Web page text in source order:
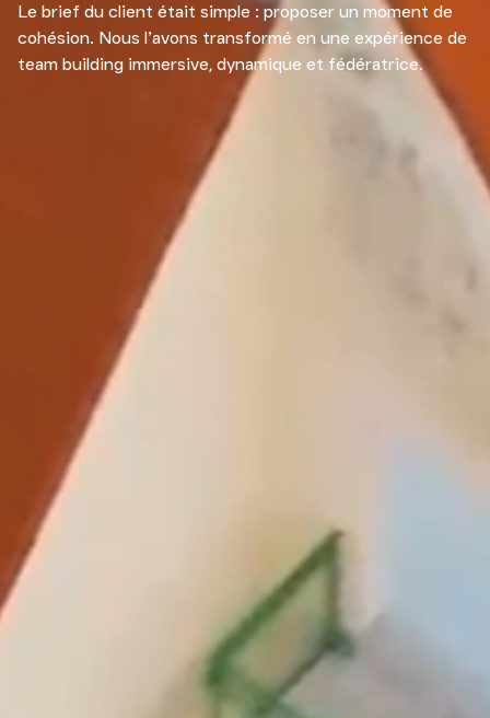
Le brief du client était simple : proposer un moment de
cohésion. Nous l’avons transformé en une expérience de
team building immersive, dynamique et fédératrice.